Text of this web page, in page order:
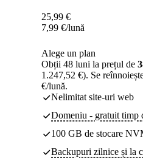
25,99 €
7,99 €/lună
Alege un plan
Obții 48 luni la prețul de
1.247,52 €). Se
€/lună.
Nelimitat site-uri web
Domeniu - gratuit timp
100 GB de stocare
Backupuri zilnice și la